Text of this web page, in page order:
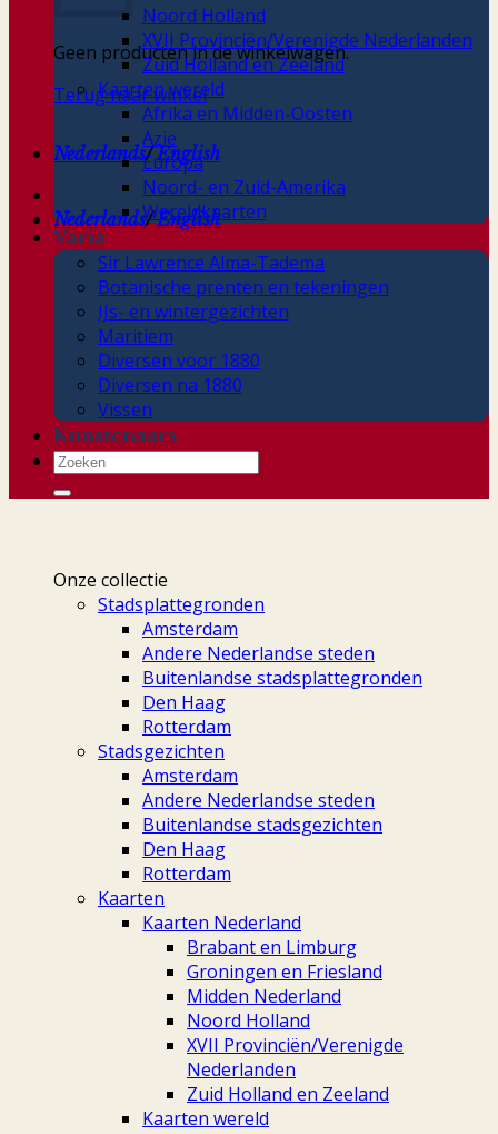
Geen producten in de winkelwagen.
Terug naar winkel
Nederlands/English
Nederlands/English
Noord Holland
XVII Provinciën/Verenigde Nederlanden
Zuid Holland en Zeeland
Kaarten wereld
Afrika en Midden-Oosten
Azie
Europa
Noord- en Zuid-Amerika
Wereldkaarten
Varia
Sir Lawrence Alma-Tadema
Botanische prenten en tekeningen
IJs- en wintergezichten
Maritiem
Diversen voor 1880
Diversen na 1880
Vissen
Kunstenaars
Zoeken
naar:
Onze collectie
Stadsplattegronden
Amsterdam
Andere Nederlandse steden
Buitenlandse stadsplattegronden
Den Haag
Rotterdam
Stadsgezichten
Amsterdam
Andere Nederlandse steden
Buitenlandse stadsgezichten
Den Haag
Rotterdam
Kaarten
Kaarten Nederland
Brabant en Limburg
Groningen en Friesland
Midden Nederland
Noord Holland
XVII Provinciën/Verenigde
Nederlanden
Zuid Holland en Zeeland
Kaarten wereld